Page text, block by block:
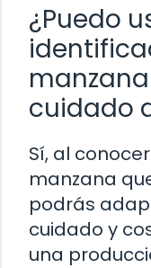
¿Puedo
cuidado
Sí, al
manzana
podrás
cuidado y
una